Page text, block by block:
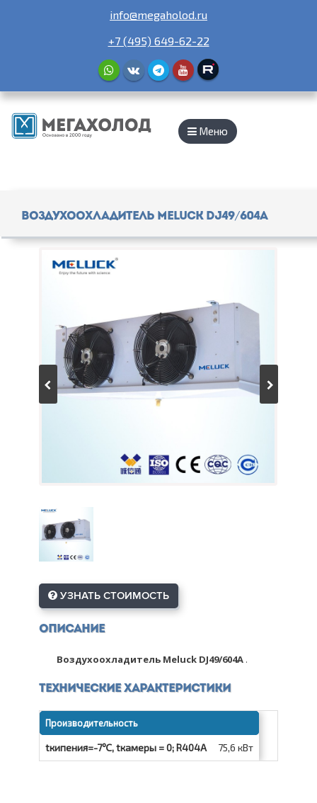
info@megaholod.ru
+7 (495) 649-62-22
Меню
Воздухоохладитель Meluck DJ49/604A
УЗНАТЬ СТОИМОСТЬ
Описание
Воздухоохладитель Meluck DJ49/604A .
Технические характеристики
Производительность
tкипения=-7℃, tкамеры = 0; R404A 75,6 кВт